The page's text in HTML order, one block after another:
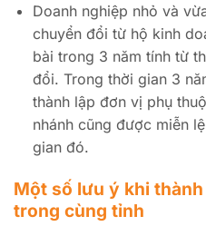
Doanh nghiệp nhỏ và
chuyển đổi từ hộ kinh
bài trong 3 năm tính từ
đổi. Trong thời gian 3
thành lập đơn vị phụ
nhánh cũng được miễn
gian đó.
Một số lưu ý khi
trong cùng tỉnh